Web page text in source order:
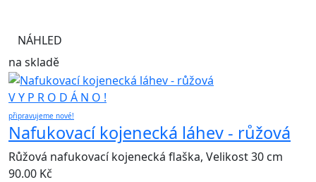
NÁHLED
na skladě
V Y P R O D Á N O !
připravujeme nové!
Nafukovací kojenecká láhev - růžová
Růžová nafukovací kojenecká flaška, Velikost 30 cm
90.00 Kč